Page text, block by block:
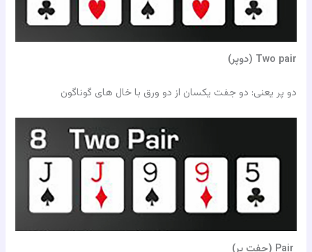
Two pair (دوپر)
دو پر یعنی: دو جفت یکسان از دو ورق با خال های گوناگون